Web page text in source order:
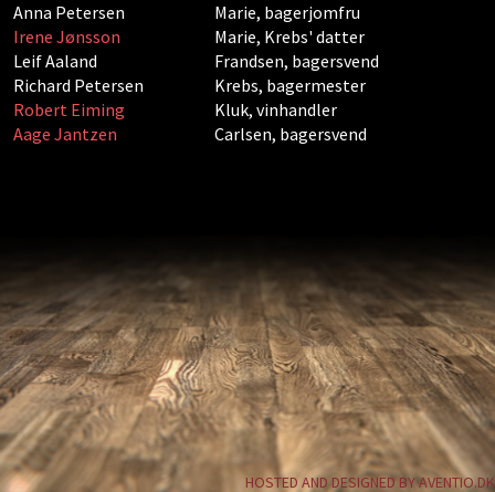
Anna Petersen
Marie, bagerjomfru
Irene Jønsson
Marie, Krebs' datter
Leif Aaland
Frandsen, bagersvend
Richard Petersen
Krebs, bagermester
Robert Eiming
Kluk, vinhandler
Aage Jantzen
Carlsen, bagersvend
HOSTED AND DESIGNED BY AVENTIO.DK